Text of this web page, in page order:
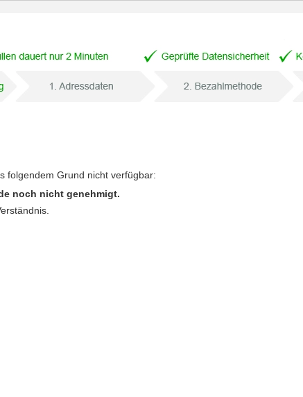
folgendem Grund nicht verfügbar:
noch nicht genehmigt.